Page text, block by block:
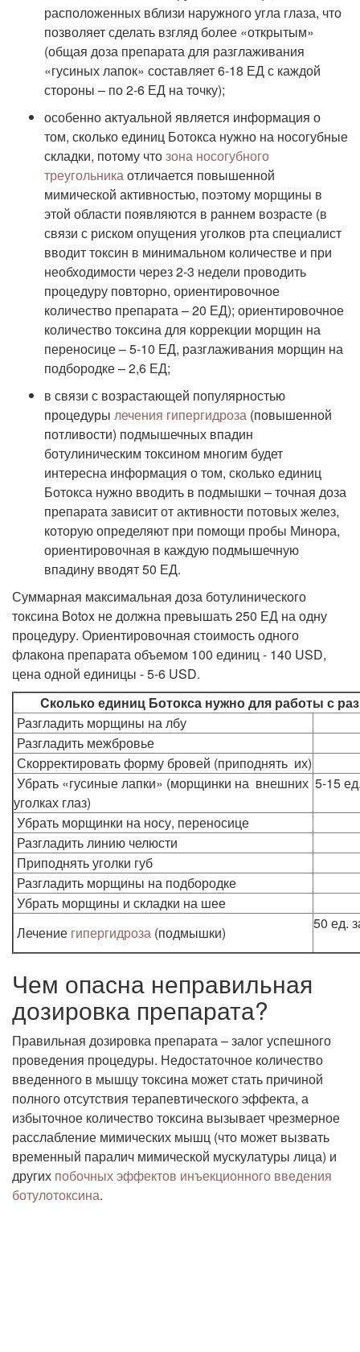
расположенных вблизи наружного угла глаза, что
позволяет сделать взгляд более «открытым»
(общая доза препарата для разглаживания
«гусиных лапок» составляет 6-18 ЕД с каждой
стороны – по 2-6 ЕД на точку);
особенно актуальной является информация о
том, сколько единиц Ботокса нужно на носогубные
складки, потому чтозона носогубного
треугольникаотличается повышенной
мимической активностью, поэтому морщины в
этой области появляются в раннем возрасте (в
связи с риском опущения уголков рта специалист
вводит токсин в минимальном количестве и при
необходимости через 2-3 недели проводить
процедуру повторно, ориентировочное
количество препарата – 20 ЕД); ориентировочное
количество токсина для коррекции морщин на
переносице – 5-10 ЕД, разглаживания морщин на
подбородке – 2,6 ЕД;
в связи с возрастающей популярностью
процедуры лечения гипергидроза (повышенной
потливости) подмышечных впадин
ботулиническим токсином многим будет
интересна информация о том, сколько единиц
Ботокса нужно вводить в подмышки – точная доза
препарата зависит от активности потовых желез,
которую определяют при помощи пробы Минора,
ориентировочная в каждую подмышечную
впадину вводят 50 ЕД.
Суммарная максимальная доза ботулинического
токсина Botox не должна превышать 250 ЕД на одну
процедуру. Ориентировочная стоимость одного
флакона препарата объемом 100 единиц - 140 USD,
цена одной единицы - 5-6 USD.
Cколько единиц Ботокса нужно для работы с
Разгладить морщины на лбу
Разгладить межбровье
Скорректировать форму бровей (приподнять их)
Убрать «гусиные лапки» (морщинки на внешних
уголках глаз)
5-15
Убрать морщинки на носу, переносице
Разгладить линию челюсти
Приподнять уголки губ
Разгладить морщины на подбородке
Убрать морщины и складки на шее
Лечение гипергидроза (подмышки)
50 ед.
Чем опасна неправильная
дозировка препарата?
Правильная дозировка препарата – залог успешного
проведения процедуры. Недостаточное количество
введенного в мышцу токсина может стать причиной
полного отсутствия терапевтического эффекта, а
избыточное количество токсина вызывает чрезмерное
расслабление мимических мышц (что может вызвать
временный паралич мимической мускулатуры лица) и
других побочных эффектов инъекционного введения
ботулотоксина.